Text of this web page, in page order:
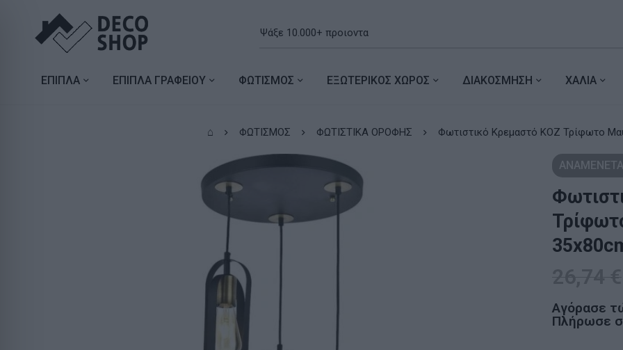
ΕΠΙΠΛΑ ΕΠΙΠΛΑ ΓΡΑΦΕΙΟΥ ΦΩΤΙΣΜΟΣ ΕΞΩΤΕΡΙΚΟΣ ΧΩΡΟΣ ΔΙΑΚΟΣΜΗΣΗ ΧΑΛΙΑ
⌂ ΦΩΤΙΣΜΟΣ ΦΩΤΙΣΤΙΚΑ ΟΡΟΦΗΣ Φωτιστικό Κρεμαστό
Αγόρασε
Πλήρωσε